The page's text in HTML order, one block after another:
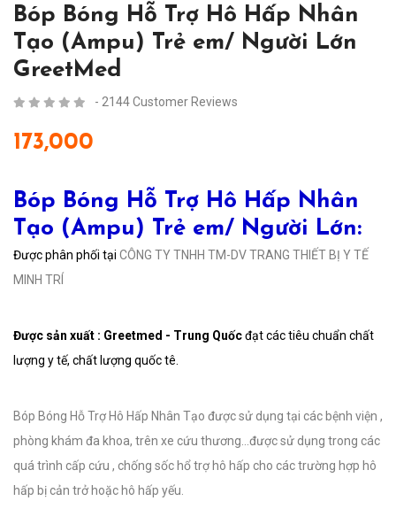
Bóp Bóng Hỗ Trợ Hô Hấp Nhân
Tạo (Ampu) Trẻ em/ Người Lớn
GreetMed
- 2144 Customer Reviews
173,000
Bóp Bóng Hỗ Trợ Hô Hấp Nhân
Tạo (Ampu) Trẻ em/ Người Lớn:
Được phân phối tại CÔNG TY TNHH TM-DV TRANG THIẾT BỊ Y TẾ
MINH TRÍ
Được sản xuất : Greetmed - Trung Quốcđạt các tiêu chuẩn chất
lượng y tế, chất lượng quốc tê.
Bóp Bóng Hỗ Trợ Hô Hấp Nhân Tạo được sử dụng tại các bệnh viện ,
phòng khám đa khoa, trên xe cứu thương...được sử dụng trong các
quá trình cấp cứu , chống sốc hổ trợ hô hấp cho các trường hợp hô
hấp bị cản trở hoặc hô hấp yếu.